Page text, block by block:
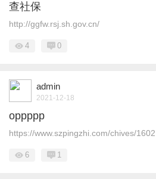
查社保
http://ggfw.rsj.sh.gov.cn/
4 0
admin
2021-12-18
oppppp
https://www.szpingzhi.com/chives/1602
6 1